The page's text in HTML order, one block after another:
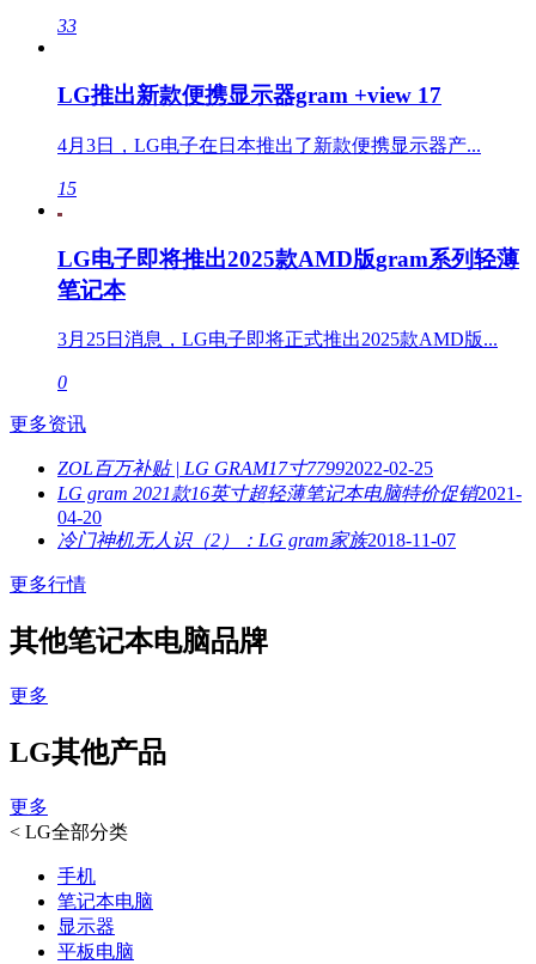
33
LG推出新款便携显示器gram +view 17
4月3日，LG电子在日本推出了新款便携显示器产...
15
LG电子即将推出2025款AMD版gram系列轻薄
笔记本
3月25日消息，LG电子即将正式推出2025款AMD版...
0
更多资讯
ZOL百万补贴 | LG GRAM17寸77992022-02-25
LG gram 2021款16英寸超轻薄笔记本电脑特价促销2021-
04-20
冷门神机无人识（2）：LG gram家族2018-11-07
更多行情
其他笔记本电脑品牌
更多
LG其他产品
更多
< LG全部分类
手机
笔记本电脑
显示器
平板电脑